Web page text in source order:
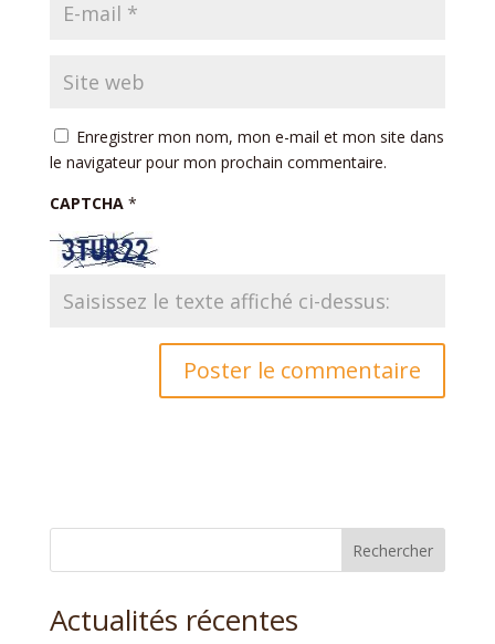
Enregistrer mon nom, mon e-mail et mon site dans
le navigateur pour mon prochain commentaire.
CAPTCHA *
Rechercher
Actualités récentes